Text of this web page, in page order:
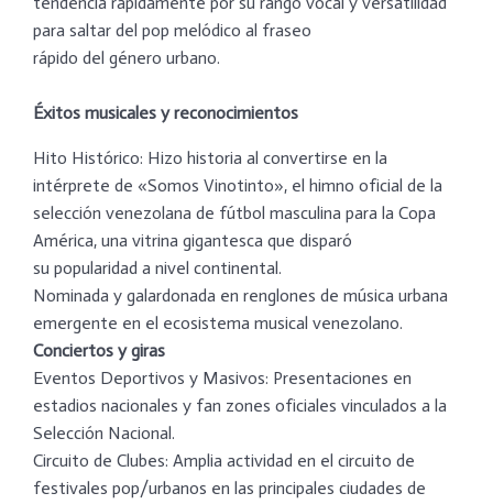
para saltar del pop melódico al fraseo
rápido del género urbano.
Éxitos musicales y reconocimientos
Hito Histórico: Hizo historia al convertirse en la
intérprete de «Somos Vinotinto», el himno oficial de la
selección venezolana de fútbol masculina para la Copa
América, una vitrina gigantesca que disparó
su popularidad a nivel continental.
Nominada y galardonada en renglones de música urbana
emergente en el ecosistema musical venezolano.
Conciertos y giras
Eventos Deportivos y Masivos: Presentaciones en
estadios nacionales y fan zones oficiales vinculados a la
Selección Nacional.
Circuito de Clubes: Amplia actividad en el circuito de
festivales pop/urbanos en las principales ciudades de